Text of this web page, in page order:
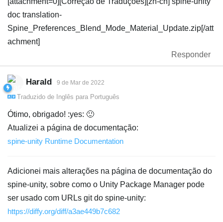
doc translation-
Spine_Preferences_Blend_Mode_Material_Update.zip[/att
achment]
Responder
Harald 9 de Mar de 2022
Traduzido de Inglês para Português
Ótimo, obrigado! :yes: 🙂
Atualizei a página de documentação:
spine-unity Runtime Documentation
Adicionei mais alterações na página de documentação do
spine-unity, sobre como o Unity Package Manager pode
ser usado com URLs git do spine-unity:
https://diffy.org/diff/a3ae449b7c682